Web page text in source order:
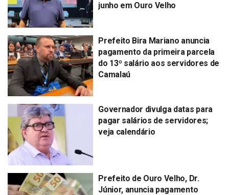
junho em Ouro Velho
Prefeito Bira Mariano anuncia
pagamento da primeira parcela
do 13º salário aos servidores de
Camalaú
Governador divulga datas para
pagar salários de servidores;
veja calendário
Prefeito de Ouro Velho, Dr.
Júnior, anuncia pagamento